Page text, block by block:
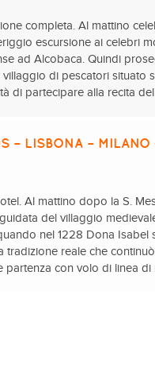
completa. Al mattino
escursione ai celebri
ad Alcobaca. Quindi
di pescatori situato
di partecipare alla recita
– LISBONA – MILANO
Al mattino dopo la S.
del villaggio
nel 1228 Dona
tradizione reale che
partenza con volo di linea di